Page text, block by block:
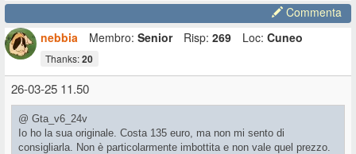
Commenta
nebbia
Membro: Senior Risp: 269 Loc: Cuneo
Thanks:20
26-03-25 11.50
@ Gta_v6_24v
Io ho la sua originale. Costa 135 euro, ma non mi sento di
consigliarla. Non è particolarmente imbottita e non vale quel prezzo.